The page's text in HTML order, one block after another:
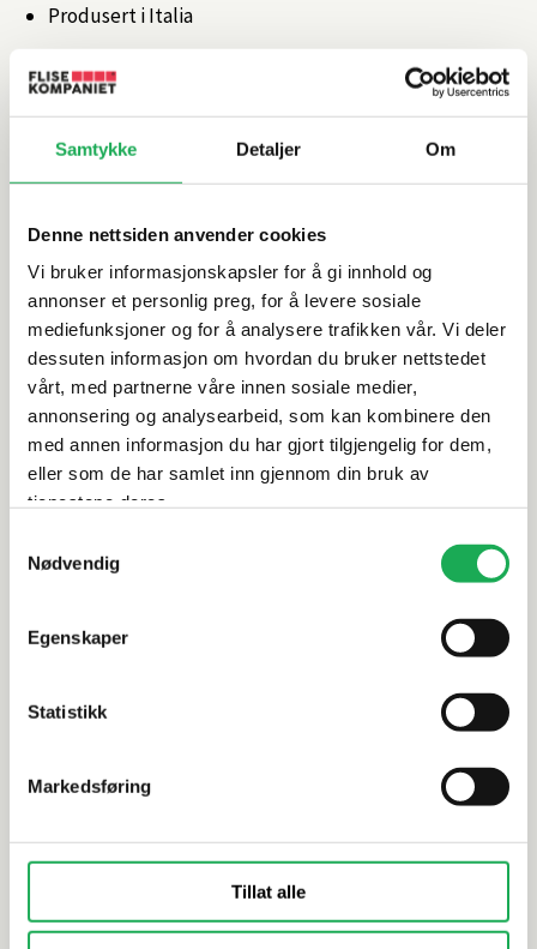
Samtykke Detaljer Om
Denne nettsiden anvender cookies
Vi bruker informasjonskapsler for å gi innhold og
annonser et personlig preg, for å levere sosiale
mediefunksjoner og for å analysere trafikken vår. Vi deler
dessuten informasjon om hvordan du bruker nettstedet
vårt, med partnerne våre innen sosiale medier,
annonsering og analysearbeid, som kan kombinere den
med annen informasjon du har gjort tilgjengelig for dem,
eller som de har samlet inn gjennom din bruk av
tjenestene deres.
Nødvendig
Egenskaper
Statistikk
Markedsføring
Tillat alle
Produsert i Italia
Produktinformasjon
Spesifikasjoner
Rengjøring og vedlikehold
Leveringsinformasjon
Dokumentasjon
Alternative produkter
TONALITE
15x15 Flis
TONALITE